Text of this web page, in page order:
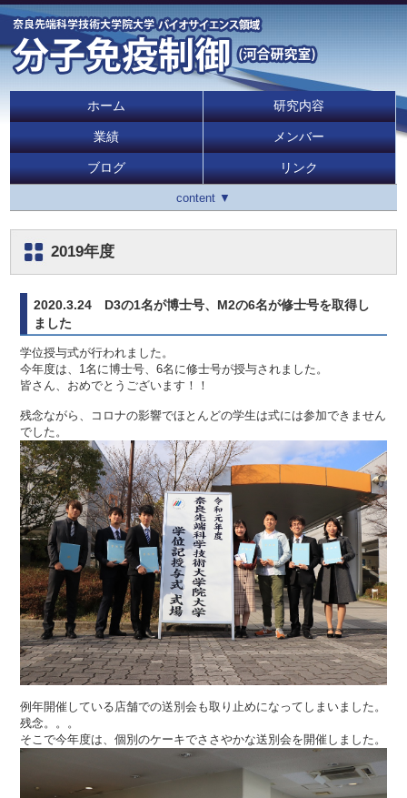
ホーム 研究内容
業績 メンバー
ブログ リンク
content ▼
2019年度
2020.3.24 D3の1名が博士号、M2の6名が修士号を取得し
ました
学位授与式が行われました。
今年度は、1名に博士号、6名に修士号が授与されました。
皆さん、おめでとうございます！！
残念ながら、コロナの影響でほとんどの学生は式には参加できません
でした。
例年開催している店舗での送別会も取り止めになってしまいました。
残念。。。
そこで今年度は、個別のケーキでささやかな送別会を開催しました。